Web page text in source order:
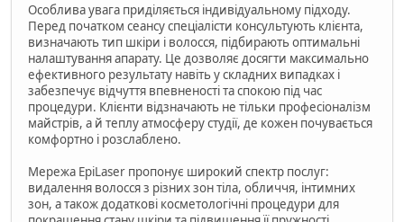
Особлива увага приділяється індивідуальному підходу.
Перед початком сеансу спеціалісти консультують клієнта,
визначають тип шкіри і волосся, підбирають оптимальні
налаштування апарату. Це дозволяє досягти максимально
ефективного результату навіть у складних випадках і
забезпечує відчуття впевненості та спокою під час
процедури. Клієнти відзначають не тільки професіоналізм
майстрів, а й теплу атмосферу студії, де кожен почувається
комфортно і розслаблено.
Мережа EpiLaser пропонує широкий спектр послуг:
видалення волосся з різних зон тіла, обличчя, інтимних
зон, а також додаткові косметологічні процедури для